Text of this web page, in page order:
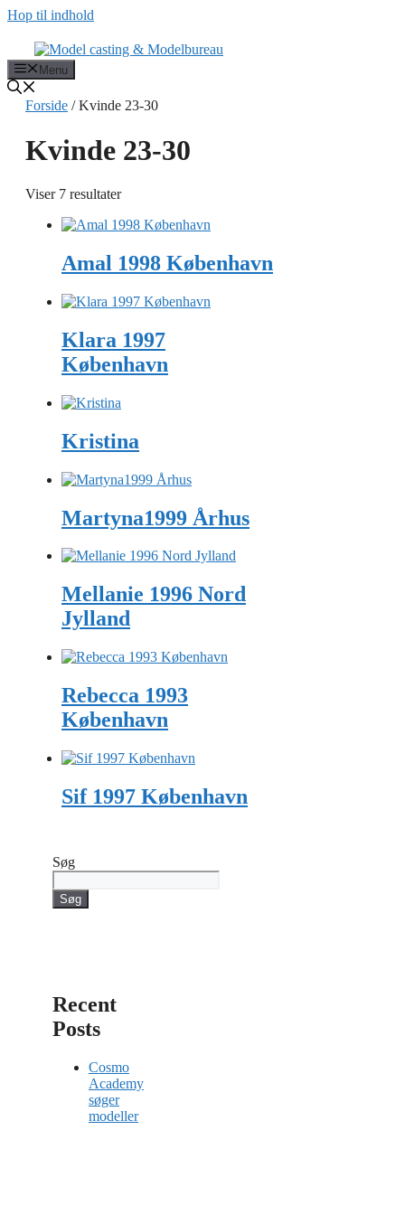
Hop til indhold
Menu
Forside / Kvinde 23-30
Kvinde 23-30
Viser 7 resultater
Amal 1998 København
Klara 1997
København
Kristina
Martyna1999 Århus
Mellanie 1996 Nord
Jylland
Rebecca 1993
København
Sif 1997 København
Søg
Søg
Recent
Posts
Cosmo
Academy
søger
modeller